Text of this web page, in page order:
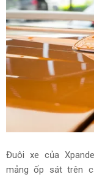
Đuôi xe của
mảng ốp sát trên